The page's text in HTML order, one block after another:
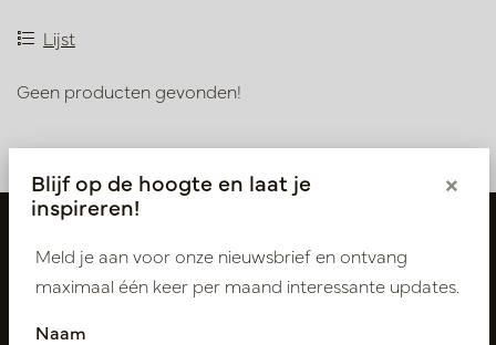
Lijst
Geen producten gevonden!
Blijf op de hoogte en laat je
inspireren!
×
Meld je aan voor onze nieuwsbrief en ontvang
maximaal één keer per maand interessante updates.
Naam